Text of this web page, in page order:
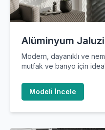
Alüminyum
Modern, dayanıklı ve
mutfak ve banyo için
Modeli İncele